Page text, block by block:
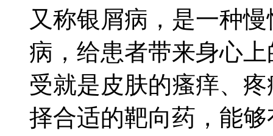
又称银屑病，是一种
病，给患者带来身心
受就是皮肤的瘙痒、
择合适的靶向药，能